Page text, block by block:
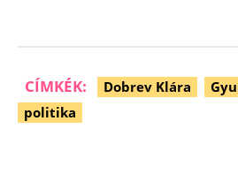
CÍMKÉK: Dobrev Klára
politika